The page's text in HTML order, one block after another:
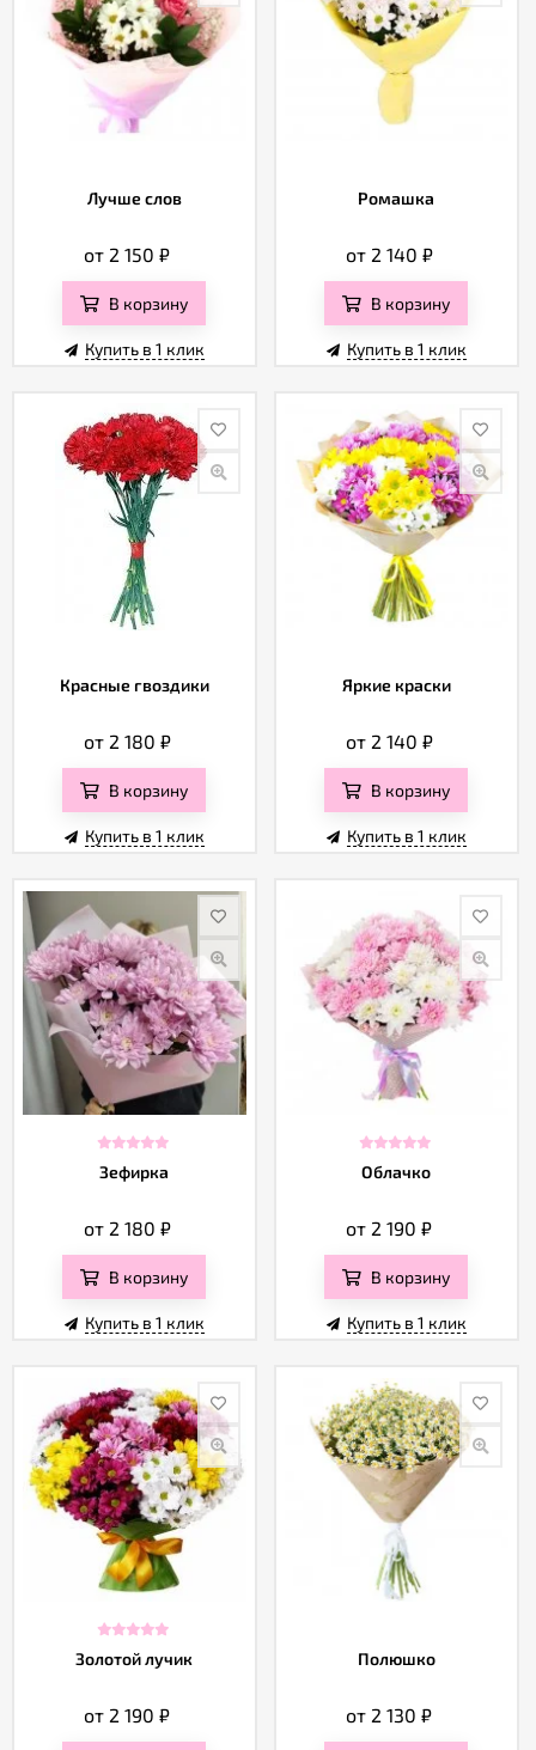
Лучше слов
от 2 150₽
В корзину
Купить в 1 клик
Ромашка
от 2 140 ₽
В корзину
Купить в 1 клик
Красные гвоздики
от 2 180 ₽
В корзину
Купить в 1 клик
Яркие краски
от 2 140 ₽
В корзину
Купить в 1 клик
Зефирка
от 2 180 ₽
В корзину
Купить в 1 клик
Облачко
от 2 190₽
В корзину
Купить в 1 клик
Золотой лучик
от 2 190₽
Полюшко
от 2 130₽